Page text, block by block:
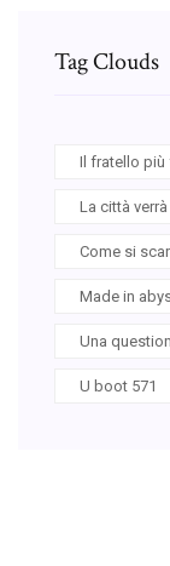
Tag Clouds
Il fratello più
La città
Come si
Made in
Una
U boot 571